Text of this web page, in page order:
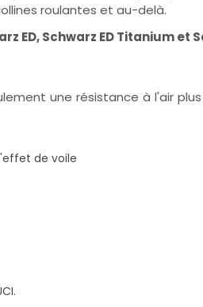
roulantes et au-delà.
ED, Schwarz ED Titanium et
une résistance à l'air
de voile